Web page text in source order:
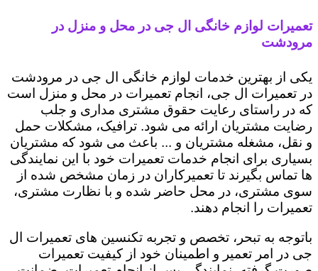
تعمیرات لوازم خانگی ال جی در محل و منزل در
مرودشت
یکی از بهترین خدمات لوازم خانگی ال جی در مرودشت
در تعمیرات ال جی، انجام تعمیرات در محل و منزل است
که در راستای رعایت حقوق مشتری مداری و جلب
رضایت مشتریان ارائه می شود. ترافیک، مشکلات حمل
و نقل، مشغله مشتریان و ... باعث می شود که مشتریان
بسیاری برای انجام خدمات تعمیرات خود با این نمایندگی
ها تماس بگیرند تا تعمیرکاران در زمان مشخص شده از
سوی مشتری، در محل حاضر شده و با نظارت مشتری،
تعمیرات را انجام دهند.
باتوجه به تبحر، تخصص و تجربه تکنسین های تعمیرات ال
جی در امر تعمیر و اطمینان خود از کیفیت تعمیرات